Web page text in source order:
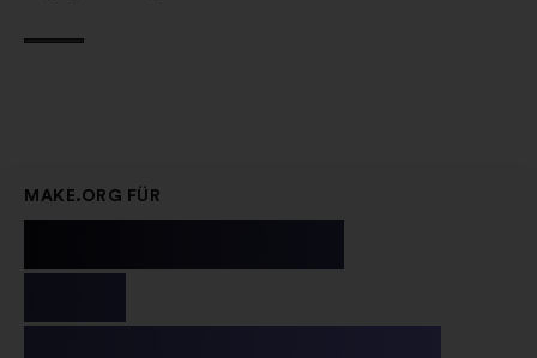
MAKE.ORG FÜR